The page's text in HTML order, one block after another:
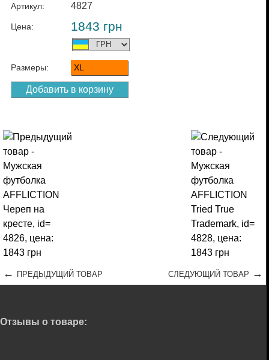
Артикул: 4827
Цена: 1843 грн
Размеры: XL
← ПРЕДЫДУЩИЙ ТОВАР СЛЕДУЮЩИЙ ТОВАР →
Отзывы о товаре: